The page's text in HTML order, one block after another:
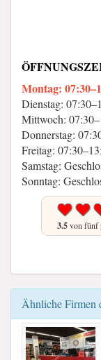
Montag:
Dienstag:
Mittwoch:
Donnerstag:
Freitag:
Samstag:
Sonntag:
3.5von fünf
Ähnliche Firmen